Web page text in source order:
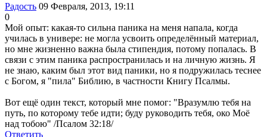
Радость 09 Февраля, 2013, 19:11
0
Мой опыт: какая-то сильна паника на меня напала, когда
училась в универе: не могла усвоить определённый материал,
но мне жизненно важна была стипендия, потому попалась. В
связи с этим паника распространилась и на личную жизнь. Я
не знаю, каким был этот вид паники, но я подружилась теснее
с Богом, я "пила" Библию, в частности Книгу Псалмы.
Вот ещё один текст, который мне помог: "Вразумлю тебя на
путь, по которому тебе идти; буду руководить тебя, око Моё
над тобою" /Псалом 32:18/
Ответить